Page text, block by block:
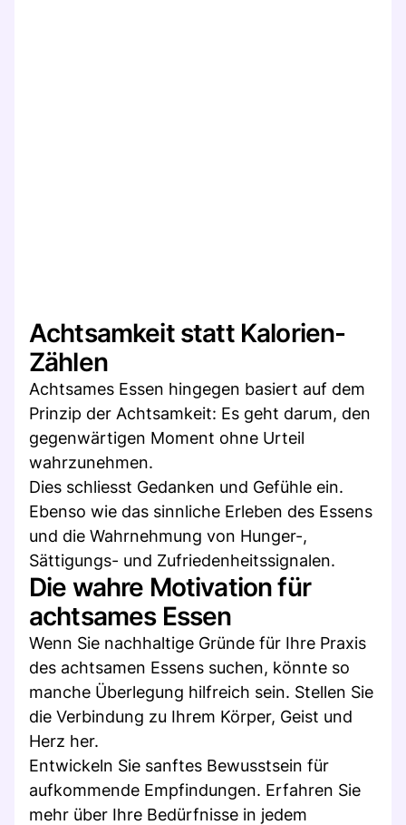
Achtsamkeit statt Kalorien-
Zählen
Achtsames Essen hingegen basiert auf dem
Prinzip der Achtsamkeit: Es geht darum, den
gegenwärtigen Moment ohne Urteil
wahrzunehmen.
Dies schliesst Gedanken und Gefühle ein.
Ebenso wie das sinnliche Erleben des Essens
und die Wahrnehmung von Hunger-,
Sättigungs- und Zufriedenheitssignalen.
Die wahre Motivation für
achtsames Essen
Wenn Sie nachhaltige Gründe für Ihre Praxis
des achtsamen Essens suchen, könnte so
manche Überlegung hilfreich sein. Stellen Sie
die Verbindung zu Ihrem Körper, Geist und
Herz her.
Entwickeln Sie sanftes Bewusstsein für
aufkommende Empfindungen. Erfahren Sie
mehr über Ihre Bedürfnisse in jedem